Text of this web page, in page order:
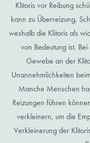
Klitoris vor Reibung
kann zu Überreizung,
weshalb die Klitoris als
von Bedeutung ist.
Gewebe an der
Unannehmlichkeiten
Manche Menschen
Reizungen führen
verkleinern, um die
Verkleinerung der